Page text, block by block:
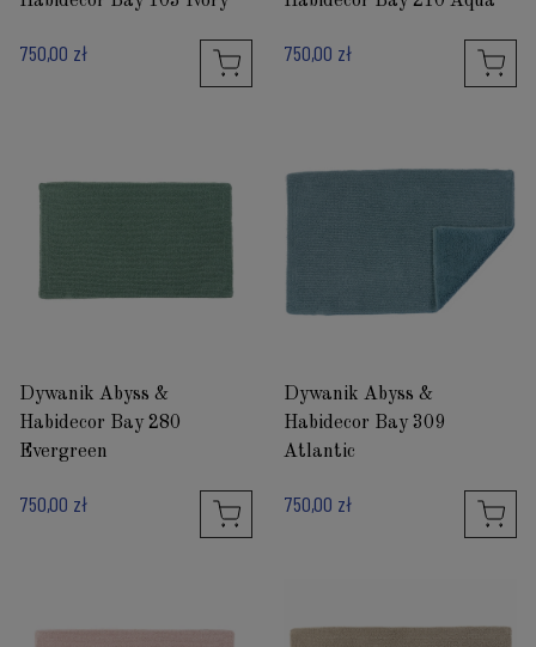
750,00 zł 750,00 zł
Dywanik Abyss &
Habidecor Bay 280
Evergreen
750,00 zł
Dywanik Abyss &
Habidecor Bay 309
Atlantic
750,00 zł